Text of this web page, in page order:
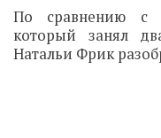
По сравнению с
который занял
Натальи Фрик